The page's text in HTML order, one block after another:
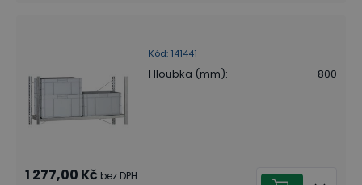
Kód: 141441
Hloubka (mm): 800
1 277,00 Kč bez DPH